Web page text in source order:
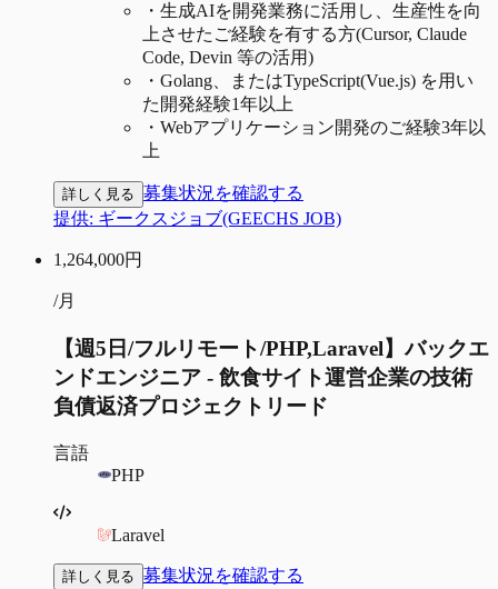
・ 生成AIを開発業務に活用し、生産性を向
上させたご経験を有する方(Cursor, Claude
Code, Devin 等の活用)
・ Golang、またはTypeScript(Vue.js) を用い
た開発経験1年以上
・ Webアプリケーション開発のご経験3年以
上
詳しく見る 募集状況を確認する
提供: ギークスジョブ(GEECHS JOB)
1,264,000円
/月
【週5日/フルリモート/PHP,Laravel】バックエ
ンドエンジニア - 飲食サイト運営企業の技術
負債返済プロジェクトリード
言語
PHP
Laravel
詳しく見る 募集状況を確認する